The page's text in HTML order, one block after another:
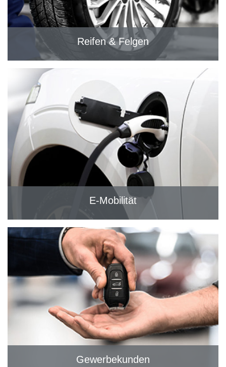
Reifen & Felgen
E-Mobilität
Gewerbekunden